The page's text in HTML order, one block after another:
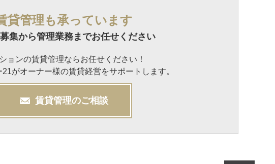
貸管理も承っています
集から管理業務までお任せください
ョンの賃貸管理ならお任せください！
がオーナー様の賃貸経営をサポートします。
賃貸管理のご相談